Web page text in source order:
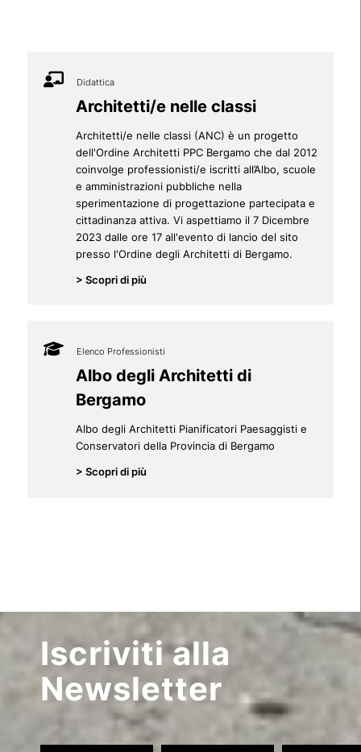
Didattica
Architetti/e nelle classi
Architetti/e nelle classi (ANC) è un progetto
dell'Ordine Architetti PPC Bergamo che dal 2012
coinvolge professionisti/e iscritti all’Albo, scuole
e amministrazioni pubbliche nella
sperimentazione di progettazione partecipata e
cittadinanza attiva. Vi aspettiamo il 7 Dicembre
2023 dalle ore 17 all'evento di lancio del sito
presso l'Ordine degli Architetti di Bergamo.
> Scopri di più
Elenco Professionisti
Albo degli Architetti di
Bergamo
Albo degli Architetti Pianificatori Paesaggisti e
Conservatori della Provincia di Bergamo
> Scopri di più
Iscriviti alla
Newsletter